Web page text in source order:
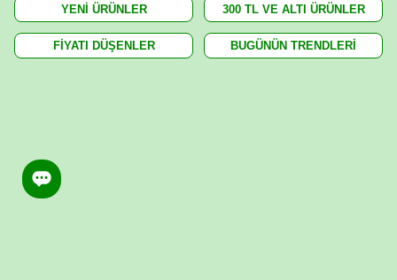
YENİ ÜRÜNLER 300 TL VE ALTI ÜRÜNLER
FİYATI DÜŞENLER BUGÜNÜN TRENDLERİ